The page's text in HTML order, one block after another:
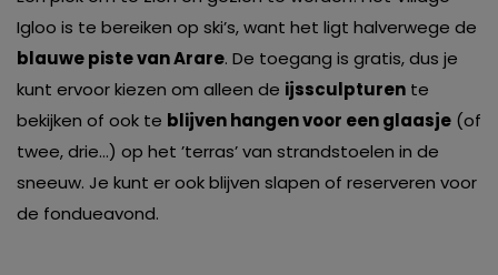
Igloo is te bereiken op ski’s, want het ligt halverwege de
blauwe piste van Arare. De toegang is gratis, dus je
kunt ervoor kiezen om alleen de ijssculpturen te
bekijken of ook te blijven hangen voor een glaasje (of
twee, drie…) op het ’terras’ van strandstoelen in de
sneeuw. Je kunt er ook blijven slapen of reserveren voor
de fondueavond.